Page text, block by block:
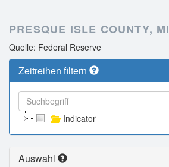
PRESQUE ISLE COUNTY, MI
Quelle: Federal Reserve
Zeitreihen filtern
Indicator
Auswahl